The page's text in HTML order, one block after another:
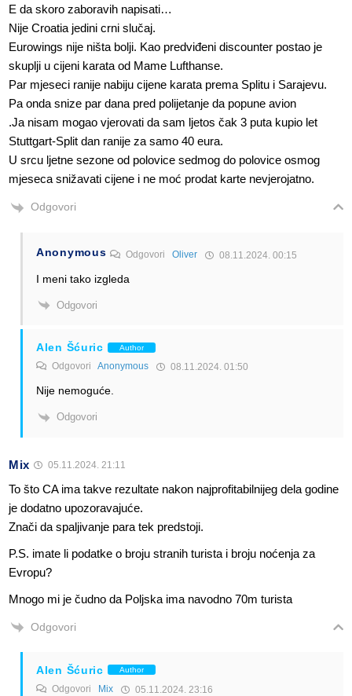
E da skoro zaboravih napisati…
Nije Croatia jedini crni slučaj.
Eurowings nije ništa bolji. Kao predviđeni discounter postao je
skuplji u cijeni karata od Mame Lufthanse.
Par mjeseci ranije nabiju cijene karata prema Splitu i Sarajevu.
Pa onda snize par dana pred polijetanje da popune avion
.Ja nisam mogao vjerovati da sam ljetos čak 3 puta kupio let
Stuttgart-Split dan ranije za samo 40 eura.
U srcu ljetne sezone od polovice sedmog do polovice osmog
mjeseca snižavati cijene i ne moć prodat karte nevjerojatno.
Odgovori
Anonymous OdgovoriOliver 08.11.2024. 00:15
I meni tako izgleda
Odgovori
Alen Šćuric Author
Odgovori Anonymous 08.11.2024. 01:50
Nije nemoguće.
Odgovori
Mix 05.11.2024. 21:11
To što CA ima takve rezultate nakon najprofitabilnijeg dela godine
je dodatno upozoravajuće.
Znači da spaljivanje para tek predstoji.
P.S. imate li podatke o broju stranih turista i broju noćenja za
Evropu?
Mnogo mi je čudno da Poljska ima navodno 70m turista
Odgovori
Alen Šćuric Author
Odgovori Mix 05.11.2024. 23:16